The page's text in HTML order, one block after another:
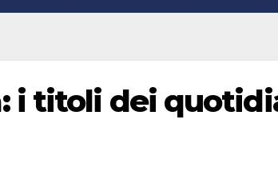
i titoli dei